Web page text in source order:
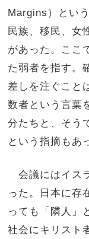
Margins）とい
民族、移民、女
があった。ここ
た弱者を指す。
差しを注ぐこと
数者という言葉
分たちと、そう
という指摘もあ
会議にはイス
った。日本に存
っても「隣人」
社会にキリスト